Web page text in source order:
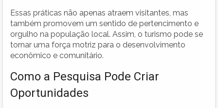
Essas práticas não apenas atraem visitantes, mas
também promovem um sentido de pertencimento e
orgulho na população local. Assim, o turismo pode se
tornar uma força motriz para o desenvolvimento
econômico e comunitário.
Como a Pesquisa Pode Criar
Oportunidades